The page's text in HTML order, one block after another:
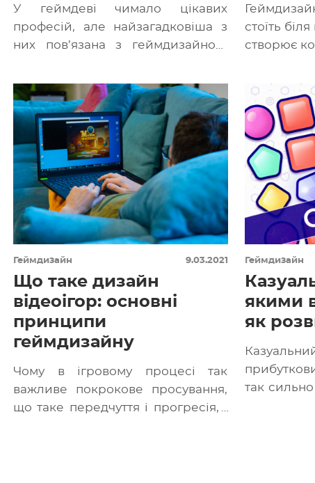
У геймдеві чимало цікавих
професій, але найзагадковіша з
них пов’язана з геймдизайном.
посади й обов’язків
геймдизайнера […]
стоїть
створює
Геймдизайн 9.03.2021
Що таке дизайн
відеоігор: основні
принципи
геймдизайну
Чому в ігровому процесі так
важливе покрокове просування,
що таке передчуття і прогресія, і
Геймдизайн
якими
як
так сильно